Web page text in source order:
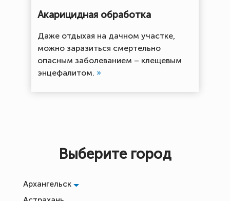
Акарицидная обработка
Даже отдыхая на дачном участке,
можно заразиться смертельно
опасным заболеванием – клещевым
энцефалитом. »
Выберите город
Архангельск